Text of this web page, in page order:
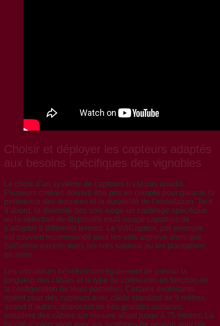
Choisir et déployer les capteurs adaptés
aux besoins spécifiques des vignobles
Le choix d’un système de capteurs n’est pas anodin.
Plusieurs critères doivent être pris en compte pour garantir la
pertinence des données et la durabilité de l’installation. Tout
d’abord, la diversité des sols exige un calibrage spécifique
ou la sélection de dispositifs multi-usage capables de
s’adapter à différents terroirs. Le VitiCapteur, par exemple,
est souvent recommandé pour les sols argileux alors que
SolSense excelle dans les sols sableux ou les plantations
en serre.
Les viticulteurs bénéficieront également de prévoir la
longueur des câbles et le type de connexion en fonction de
la configuration de leurs parcelles. Certains exploitants
optent pour des capteurs avec câble standard de 5 mètres,
quand d’autres, disposant de très grandes surfaces,
installent des câbles sur mesure allant jusqu’à 75 mètres. La
facilité d’intégration avec les systèmes de gestion agricole